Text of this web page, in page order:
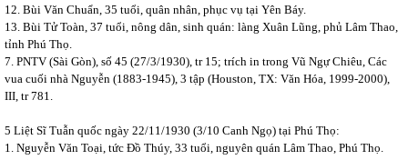
12. Bùi Văn Chuẩn, 35 tuổi, quân nhân, phục vụ tại Yên Báy.
13. Bùi Tử Toàn, 37 tuổi, nông dân, sinh quán: làng Xuân Lũng, phủ Lâm Thao,
tỉnh Phú Thọ.
7. PNTV (Sài Gòn), số 45 (27/3/1930), tr 15; trích in trong Vũ Ngự Chiêu, Các
vua cuối nhà Nguyễn (1883-1945), 3 tập (Houston, TX: Văn Hóa, 1999-2000),
III, tr 781.
5 Liệt Sĩ Tuẫn quốc ngày 22/11/1930 (3/10 Canh Ngọ) tại Phú Thọ:
1. Nguyễn Văn Toại, tức Đồ Thúy, 33 tuổi, nguyên quán Lâm Thao, Phú Thọ.